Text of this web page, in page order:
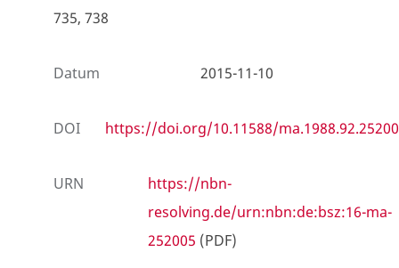
735, 738
Datum 2015-11-10
DOI https://doi.org/10.11588/ma.1988.92.25200
URN
https://nbn-
resolving.de/urn:nbn:de:bsz:16-ma-
252005 (PDF)